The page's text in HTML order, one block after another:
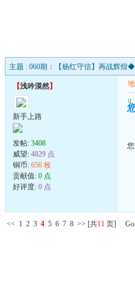
主题 : 060期：【杨红守信】再战辉
【浅吟漠然】
新手上路
发帖: 3408
威望: 4829 点
铜币: 656 枚
贡献值: 0 点
好评度: 0 点
u
<< 1 2 3 4 5 6 7 8 >> [共11 页] Go